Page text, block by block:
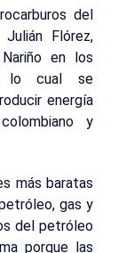
del
Flórez,
en los
lo cual se
energía
y
más baratas
gas y
del petróleo
porque las